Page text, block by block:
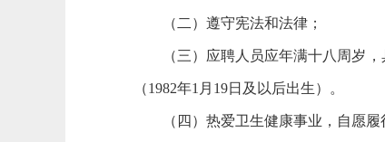
（二）遵守宪法和法律；
（三）应聘人员应年满十八周岁，
（1982年1月19日及以后出生）。
（四）热爱卫生健康事业，自愿履